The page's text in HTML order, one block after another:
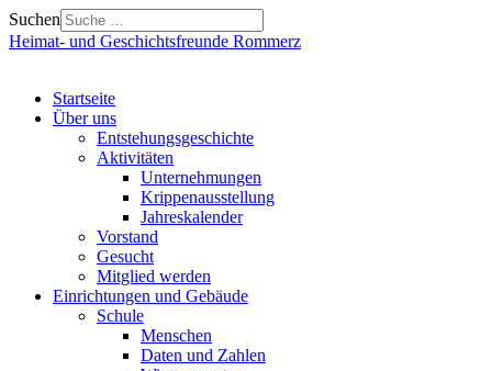
Suchen
Heimat- und Geschichtsfreunde Rommerz
Startseite
Über uns
Entstehungsgeschichte
Aktivitäten
Unternehmungen
Krippenausstellung
Jahreskalender
Vorstand
Gesucht
Mitglied werden
Einrichtungen und Gebäude
Schule
Menschen
Daten und Zahlen